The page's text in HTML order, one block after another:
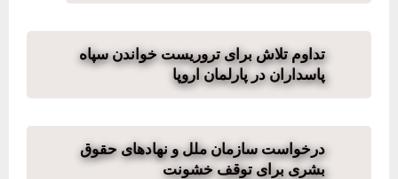
تداوم تلاش برای تروریست خواندن سپاه
پاسداران در پارلمان اروپا
درخواست سازمان ملل و نهادهای حقوق
بشری برای توقف خشونت